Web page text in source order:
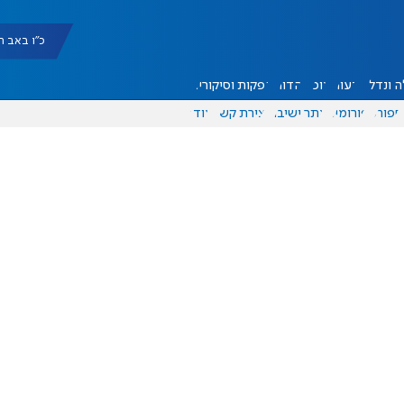
כ"ו באב
ונדל"ן דעות אוכל יהדות הפקות וסיקורים
ספורט פורומים אתר ישיבה יצירת קשר עוד